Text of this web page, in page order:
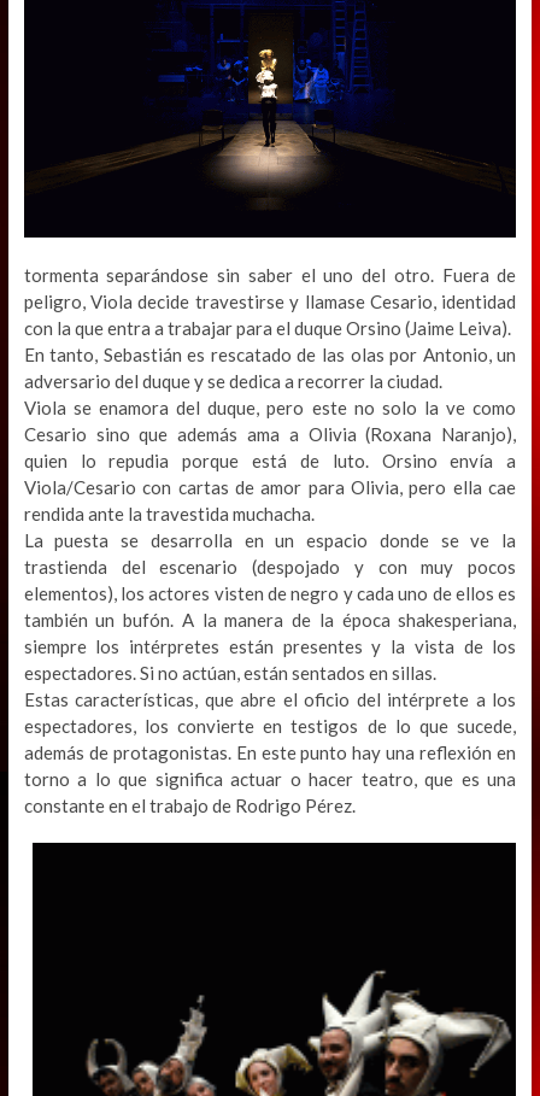
tormenta separándose sin saber el uno del otro. Fuera de
peligro, Viola decide travestirse y llamase Cesario, identidad
con la que entra a trabajar para el duque Orsino (Jaime Leiva).
En tanto, Sebastián es rescatado de las olas por Antonio, un
adversario del duque y se dedica a recorrer la ciudad.
Viola se enamora del duque, pero este no solo la ve como
Cesario sino que además ama a Olivia (Roxana Naranjo),
quien lo repudia porque está de luto. Orsino envía a
Viola/Cesario con cartas de amor para Olivia, pero ella cae
rendida ante la travestida muchacha.
La puesta se desarrolla en un espacio donde se ve la
trastienda del escenario (despojado y con muy pocos
elementos), los actores visten de negro y cada uno de ellos es
también un bufón. A la manera de la época shakesperiana,
siempre los intérpretes están presentes y la vista de los
espectadores. Si no actúan, están sentados en sillas.
Estas características, que abre el oficio del intérprete a los
espectadores, los convierte en testigos de lo que sucede,
además de protagonistas. En este punto hay una reflexión en
torno a lo que significa actuar o hacer teatro, que es una
constante en el trabajo de Rodrigo Pérez.